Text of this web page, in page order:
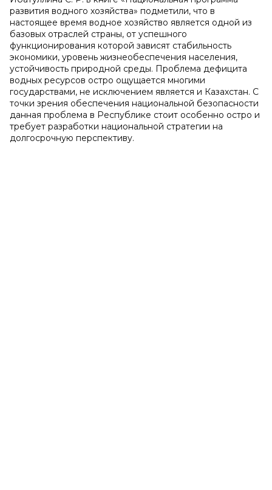
развития водного хозяйства» подметили, что в
настоящее время водное хозяйство является одной из
базовых отраслей страны, от успешного
функционирования которой зависят стабильность
экономики, уровень жизнеобеспечения населения,
устойчивость природной среды. Проблема дефицита
водных ресурсов остро ощущается многими
государствами, не исключением является и Казахстан. С
точки зрения обеспечения национальной безопасности
данная проблема в Республике стоит особенно остро и
требует разработки национальной стратегии на
долгосрочную перспективу.